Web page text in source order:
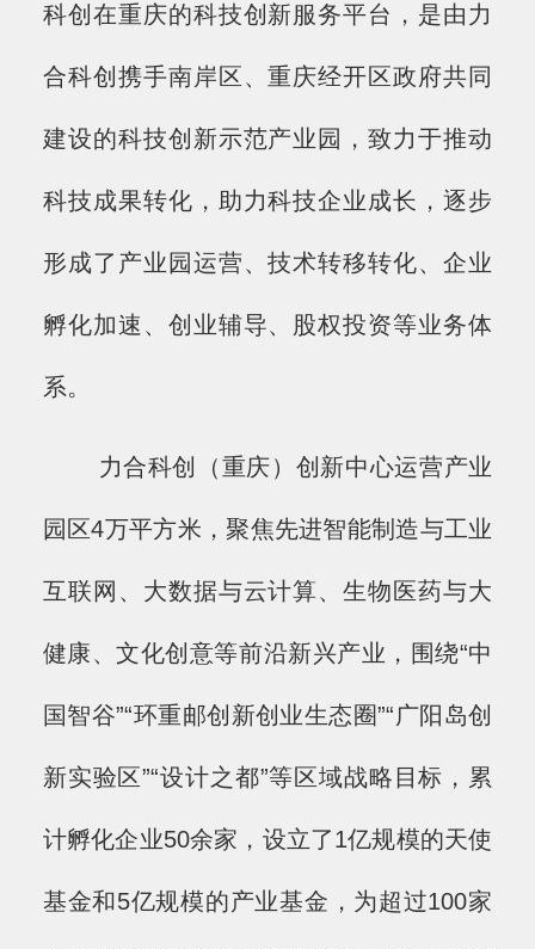
科创在重庆的科技创新服务平台，是由力
合科创携手南岸区、重庆经开区政府共同
建设的科技创新示范产业园，致力于推动
科技成果转化，助力科技企业成长，逐步
形成了产业园运营、技术转移转化、企业
孵化加速、创业辅导、股权投资等业务体
系。
力合科创（重庆）创新中心运营产业
园区4万平方米，聚焦先进智能制造与工业
互联网、大数据与云计算、生物医药与大
健康、文化创意等前沿新兴产业，围绕“中
国智谷”“环重邮创新创业生态圈”“广阳岛创
新实验区”“设计之都”等区域战略目标，累
计孵化企业50余家，设立了1亿规模的天使
基金和5亿规模的产业基金，为超过100家